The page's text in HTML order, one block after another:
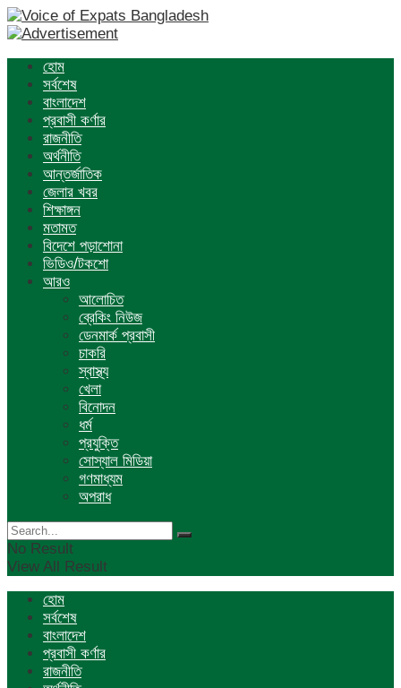
হোম
সর্বশেষ
বাংলাদেশ
প্রবাসী কর্ণার
রাজনীতি
অর্থনীতি
আন্তর্জাতিক
জেলার খবর
শিক্ষাঙ্গন
মতামত
বিদেশে পড়াশোনা
ভিডিও/টকশো
আরও
আলোচিত
ব্রেকিং নিউজ
ডেনমার্ক প্রবাসী
চাকরি
স্বাস্থ্য
খেলা
বিনোদন
ধর্ম
প্রযুক্তি
সোস্যাল মিডিয়া
গণমাধ্যম
অপরাধ
No Result
View All Result
হোম
সর্বশেষ
বাংলাদেশ
প্রবাসী কর্ণার
রাজনীতি